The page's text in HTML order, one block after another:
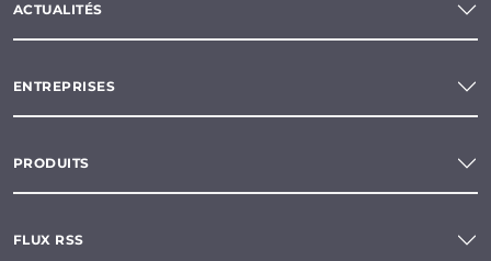
ACTUALITÉS
ENTREPRISES
PRODUITS
FLUX RSS